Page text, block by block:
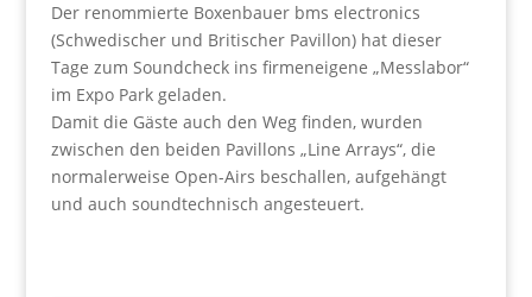
Der renommierte Boxenbauer bms electronics
(Schwedischer und Britischer Pavillon) hat dieser
Tage zum Soundcheck ins firmeneigene „Messlabor“
im Expo Park geladen.
Damit die Gäste auch den Weg finden, wurden
zwischen den beiden Pavillons „Line Arrays“, die
normalerweise Open-Airs beschallen, aufgehängt
und auch soundtechnisch angesteuert.